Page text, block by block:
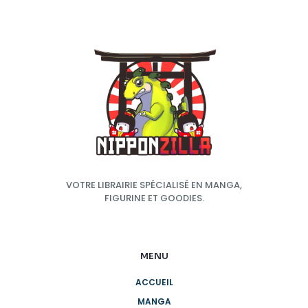
VOTRE LIBRAIRIE SPÉCIALISÉ EN MANGA,
FIGURINE ET GOODIES.
MENU
ACCUEIL
MANGA